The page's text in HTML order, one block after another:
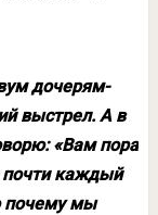
дочерям-
выстрел. А в
«Вам пора
почти каждый
почему мы